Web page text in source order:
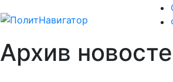
Архив